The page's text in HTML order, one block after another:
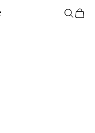
検索 カート